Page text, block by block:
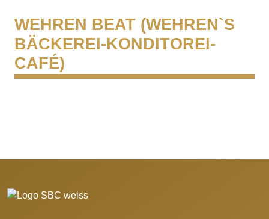
WEHREN BEAT (WEHREN`S
BÄCKEREI-KONDITOREI-
CAFÉ)